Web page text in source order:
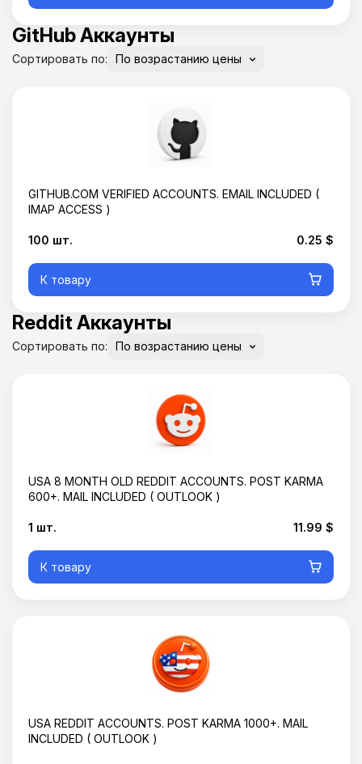
GitHub Аккаунты
Сортировать по:
GITHUB.COM VERIFIED ACCOUNTS. EMAIL INCLUDED (
IMAP ACCESS )
100 шт. 0.25 $
К товару
Reddit Аккаунты
Сортировать по:
USA 8 MONTH OLD REDDIT ACCOUNTS. POST KARMA
600+. MAIL INCLUDED ( OUTLOOK )
1 шт. 11.99 $
К товару
USA REDDIT ACCOUNTS. POST KARMA 1000+. MAIL
INCLUDED ( OUTLOOK )